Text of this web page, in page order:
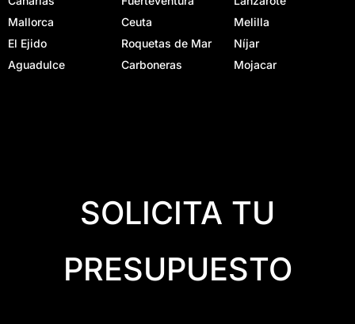
Mallorca
Ceuta
Melilla
El Ejido
Roquetas de Mar
Níjar
Aguadulce
Carboneras Mojacar
SOLICITA TU
PRESUPUESTO